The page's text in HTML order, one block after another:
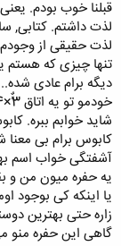
قبلنا خوب بودم.
لذت داشتم. کتابی,
لذت حقیقی از
تنها چیزی که هستم
دیگه برام عادی
شاید خوابم ببره.
کابوس برام بی معنا
آشفتگی خواب اسم
یه حفره میون من و
یا اینکه کی بوجود
زاره حتی بهترین
گاهی این حفره منو